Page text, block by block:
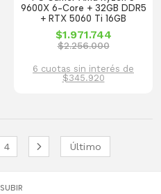
9600X 6-Core + 32GB DDR5
+ RTX 5060 Ti 16GB
$1.971.744
$2.256.000
6 cuotas sin interés de
$345.920
4 Último
SUBIR